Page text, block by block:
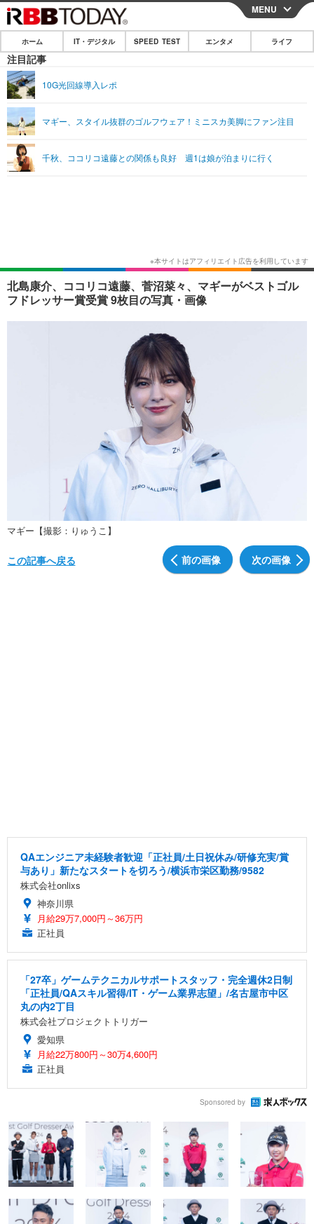
CLOSE
ホーム
IT・デジタル
ショッピング その他
SPEED TEST
エンタメ
エンタメTOP 映画・ドラマ
ショッピング その他
ライフ
MENU
ホーム IT・デジタル SPEED TEST エンタメ ライフ
注目記事
10G光回線導入レポ
マギー、スタイル抜群のゴルフウェア！ミニスカ美脚にファン注目
千秋、ココリコ遠藤との関係も良好 週1は娘が泊まりに行く
北島康介、ココリコ遠藤、菅沼菜々、マギーがベストゴル
フドレッサー賞受賞 9枚目の写真・画像
マギー【撮影：りゅうこ】
前の画像 次の画像
この記事へ戻る
QAエンジニア未経験者歓迎「正社員/土日祝休み/研修充実/賞
与あり」新たなスタートを切ろう/横浜市栄区勤務/9582
株式会社onlixs
神奈川県
月給29万7,000円～36万円
正社員
「27卒」ゲームテクニカルサポートスタッフ・完全週休2日制
「正社員/QAスキル習得/IT・ゲーム業界志望」/名古屋市中区
丸の内2丁目
株式会社プロジェクトトリガー
愛知県
月給22万800円～30万4,600円
正社員
Sponsored by